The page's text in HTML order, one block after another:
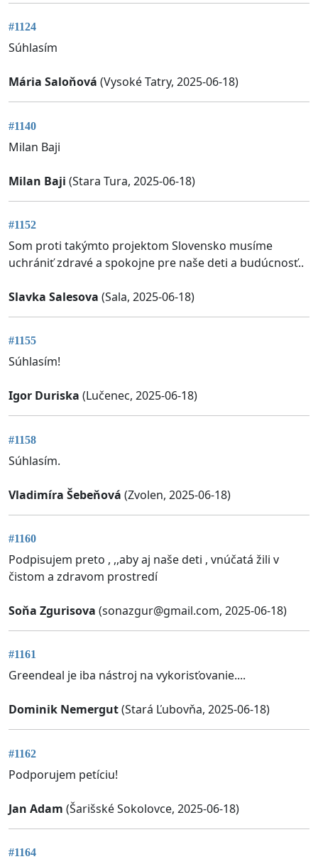
#1124
Súhlasím
Mária Saloňová (Vysoké Tatry, 2025-06-18)
#1140
Milan Baji
Milan Baji (Stara Tura, 2025-06-18)
#1152
Som proti takýmto projektom Slovensko musíme
uchrániť zdravé a spokojne pre naše deti a budúcnosť..
Slavka Salesova (Sala, 2025-06-18)
#1155
Súhlasím!
Igor Duriska (Lučenec, 2025-06-18)
#1158
Súhlasím.
Vladimíra Šebeňová (Zvolen, 2025-06-18)
#1160
Podpisujem preto , ,,aby aj naše deti , vnúčatá žili v
čistom a zdravom prostredí
Soňa Zgurisova (sonazgur@gmail.com, 2025-06-18)
#1161
Greendeal je iba nástroj na vykorisťovanie....
Dominik Nemergut(Stará Ľubovňa, 2025-06-18)
#1162
Podporujem petíciu!
Jan Adam (Šarišské Sokolovce, 2025-06-18)
#1164